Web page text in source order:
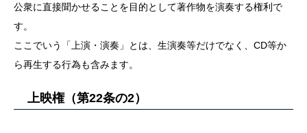
公衆に直接聞かせることを目的として著作物を演奏する権利で
す。
ここでいう「上演・演奏」とは、生演奏等だけでなく、CD等か
ら再生する行為も含みます。
上映権（第22条の2）